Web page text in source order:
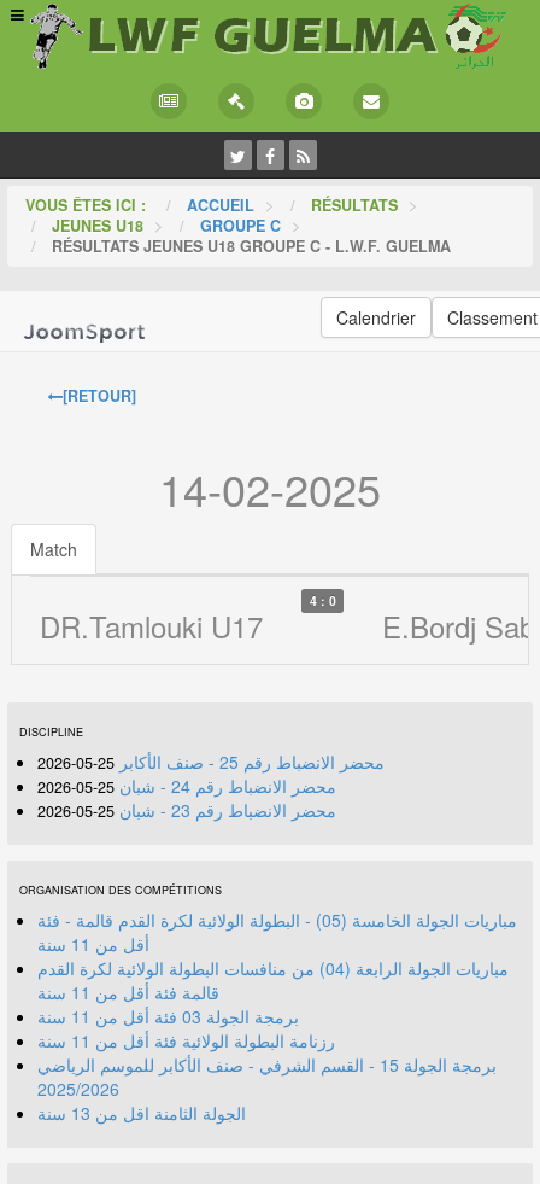
VOUS ÊTES ICI : ACCUEIL > RÉSULTATS >
JEUNES U18 > GROUPE C >
RÉSULTATS JEUNES U18 GROUPE C - L.W.F. GUELMA
Calendrier Classement
[RETOUR]
14-02-2025
Match
DR.Tamlouki U17
4 : 0
E.Bordj
DISCIPLINE
محضر الانضباط رقم 25 - صنف الأكابر 25-05-2026
محضر الانضباط رقم 24 - شبان 25-05-2026
محضر الانضباط رقم 23 - شبان 25-05-2026
ORGANISATION DES COMPÉTITIONS
مباريات الجولة الخامسة (05) - البطولة الولائية لكرة القدم قالمة - فئة
أقل من 11 سنة
مباريات الجولة الرابعة (04) من منافسات البطولة الولائية لكرة القدم
قالمة فئة أقل من 11 سنة
برمجة الجولة 03 فئة أقل من 11 سنة
رزنامة البطولة الولائية فئة أقل من 11 سنة
برمجة الجولة 15 - القسم الشرفي - صنف الأكابر للموسم الرياضي
2025/2026
الجولة الثامنة اقل من 13 سنة